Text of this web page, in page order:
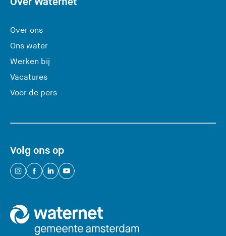
Over ons
Ons water
Werken bij
Vacatures
Voor de pers
Volg ons op
(
v
e
(
e
r
(
e
r
(
e
r